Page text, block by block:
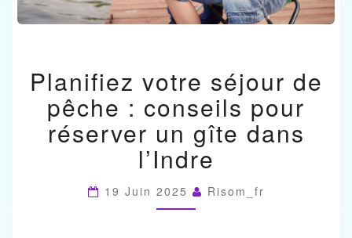
VOTRE
SÉJOUR
DE
PÊCHE
:
CONSEILS
POUR
RÉSERVER
UN
Planifiez votre séjour de
pêche : conseils pour
réserver un gîte dans
l’Indre
19 Juin 2025 Risom_fr